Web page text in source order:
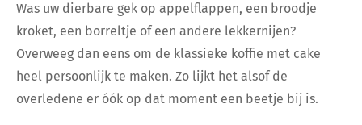
Was uw dierbare gek op appelflappen, een broodje
kroket, een borreltje of een andere lekkernijen?
Overweeg dan eens om de klassieke koffie met cake
heel persoonlijk te maken. Zo lijkt het alsof de
overledene er óók op dat moment een beetje bij is.